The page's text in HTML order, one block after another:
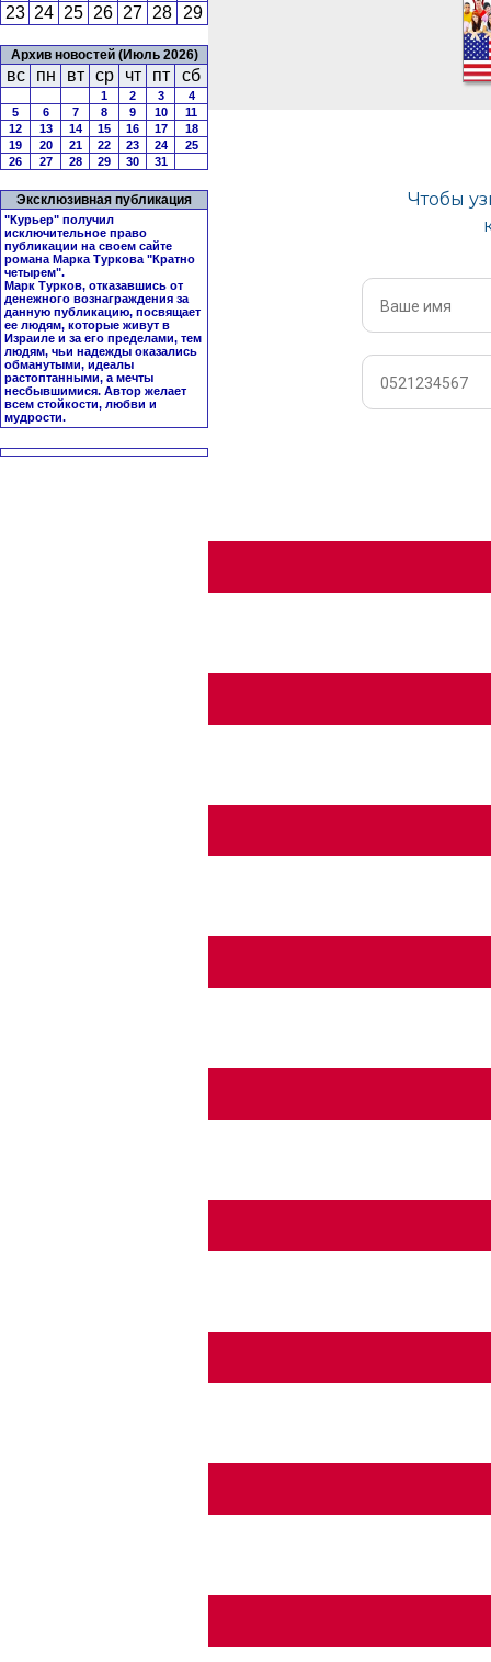
23 24 25 26 27 28 29
Архив новостей (Июль 2026)
вс пн вт ср чт пт сб
1 2 3
4
5
6 7 8 9 10
11
12
13 14 15 16 17
18
19
20 21 22 23 24
25
26
27 28 29 30 31
Эксклюзивная публикация
"Курьер" получил
исключительное право
публикации на своем сайте
романа Марка Туркова "Кратно
четырем".
Марк Турков, отказавшись от
денежного вознаграждения за
данную публикацию, посвящает
ее людям, которые живут в
Израиле и за его пределами, тем
людям, чьи надежды оказались
обманутыми, идеалы
растоптанными, а мечты
несбывшимися. Автор желает
всем стойкости, любви и
мудрости.